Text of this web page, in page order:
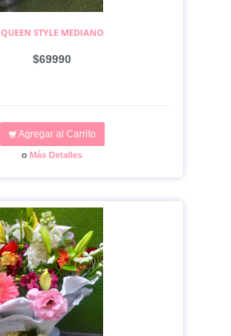
QUEEN STYLE MEDIANO
$69990
Agregar al Carrito
o Más Detalles